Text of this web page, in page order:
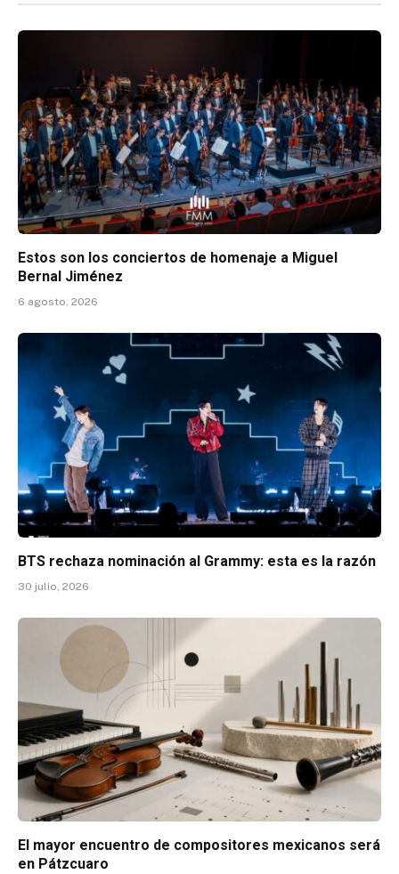
Estos son los conciertos de homenaje a Miguel
Bernal Jiménez
6 agosto, 2026
BTS rechaza nominación al Grammy: esta es la razón
30 julio, 2026
El mayor encuentro de compositores mexicanos será
en Pátzcuaro